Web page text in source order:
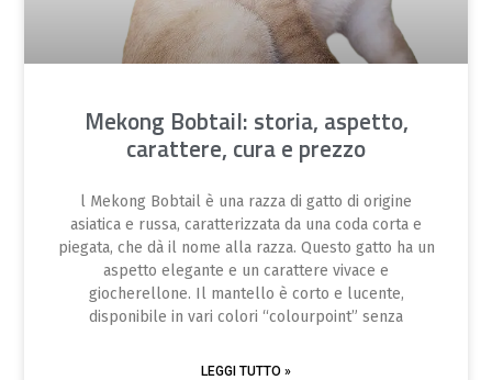
Mekong Bobtail: storia, aspetto,
carattere, cura e prezzo
l Mekong Bobtail è una razza di gatto di origine
asiatica e russa, caratterizzata da una coda corta e
piegata, che dà il nome alla razza. Questo gatto ha un
aspetto elegante e un carattere vivace e
giocherellone. Il mantello è corto e lucente,
disponibile in vari colori “colourpoint” senza
LEGGI TUTTO »